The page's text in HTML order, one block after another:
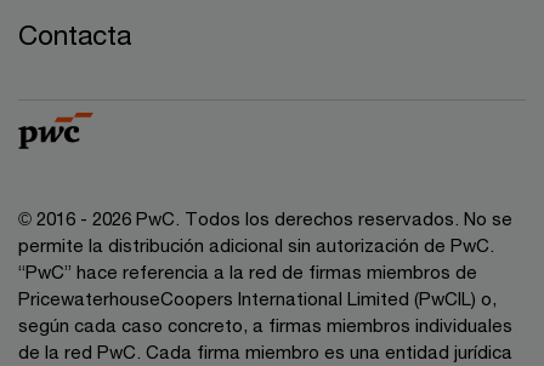
Contacta
© 2016 - 2026 PwC. Todos los derechos reservados. No se
permite la distribución adicional sin autorización de PwC.
“PwC” hace referencia a la red de firmas miembros de
PricewaterhouseCoopers International Limited (PwCIL) o,
según cada caso concreto, a firmas miembros individuales
de la red PwC. Cada firma miembro es una entidad jurídica